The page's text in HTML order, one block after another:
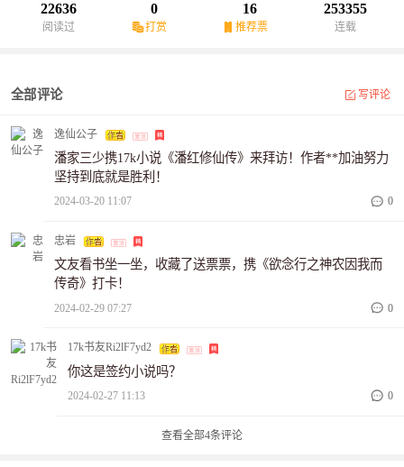
吧！大臣：啊啊啊，连皇帝老儿都成了您的看家狗，您让我们称呼
您什么？天皇老子，还是玉皇大帝？……
22636
阅读过
0
打赏
16
推荐票
253355
连载
全部评论 写评论
逸仙公子
潘家三少携17k小说《潘红修仙传》来拜访！作者**加油努力
坚持到底就是胜利！
2024-03-20 11:07 0
忠岩
文友看书坐一坐，收藏了送票票，携《欲念行之神农因我而
传奇》打卡！
2024-02-29 07:27 0
17k书友Ri2lF7yd2
你这是签约小说吗？
2024-02-27 11:13 0
查看全部4条评论